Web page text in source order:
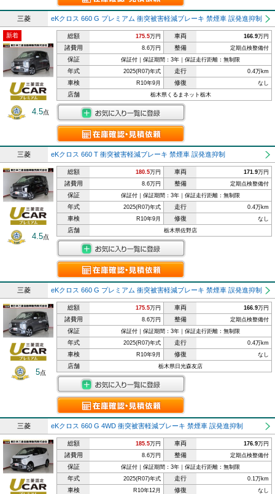
三菱 eKクロス 660 G プレミアム 衝突被害軽減ブレーキ 禁煙車 誤発進抑制
新着
4.5点
総額 175.5万円 車両 166.9万円
諸費用 8.6万円 整備 定期点検整備付
保証 保証付｜保証期間：3年｜保証走行距離：無制限
年式 2025(R07)年式 走行 0.4万km
車検 R10年9月 修復 なし
店舗 栃木県くるまネット栃木
三菱 eKクロス 660 T 衝突被害軽減ブレーキ 禁煙車 誤発進抑制
4.5点
総額 180.5万円 車両 171.9万円
諸費用 8.6万円 整備 定期点検整備付
保証 保証付｜保証期間：3年｜保証走行距離：無制限
年式 2025(R07)年式 走行 0.4万km
車検 R10年9月 修復 なし
店舗 栃木県佐野店
三菱 eKクロス 660 G プレミアム 衝突被害軽減ブレーキ 禁煙車 誤発進抑制
5点
総額 175.5万円 車両 166.9万円
諸費用 8.6万円 整備 定期点検整備付
保証 保証付｜保証期間：3年｜保証走行距離：無制限
年式 2025(R07)年式 走行 0.4万km
車検 R10年9月 修復 なし
店舗 栃木県日光森友店
三菱 eKクロス 660 G 4WD 衝突被害軽減ブレーキ 禁煙車 誤発進抑制
総額 185.5万円 車両 176.9万円
諸費用 8.6万円 整備 定期点検整備付
保証 保証付｜保証期間：3年｜保証走行距離：無制限
年式 2025(R07)年式 走行 0.1万km
車検 R10年12月 修復 なし